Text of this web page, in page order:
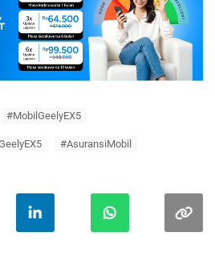
#MobilGeelyEX5
#AsuransiMobil